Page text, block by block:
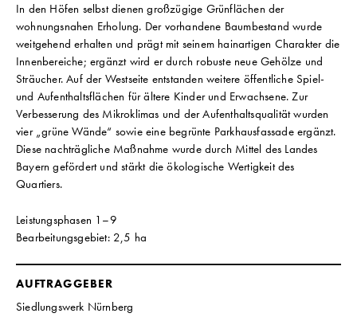
In den Höfen selbst dienen großzügige Grünflächen der
wohnungsnahen Erholung. Der vorhandene Baumbestand wurde
weitgehend erhalten und prägt mit seinem hainartigen Charakter die
Innenbereiche; ergänzt wird er durch robuste neue Gehölze und
Sträucher. Auf der Westseite entstanden weitere öffentliche Spiel-
und Aufenthaltsflächen für ältere Kinder und Erwachsene. Zur
Verbesserung des Mikroklimas und der Aufenthaltsqualität wurden
vier „grüne Wände“ sowie eine begrünte Parkhausfassade ergänzt.
Diese nachträgliche Maßnahme wurde durch Mittel des Landes
Bayern gefördert und stärkt die ökologische Wertigkeit des
Quartiers.
Leistungsphasen 1–9
Bearbeitungsgebiet: 2,5 ha
AUFTRAGGEBER
Siedlungswerk Nürnberg